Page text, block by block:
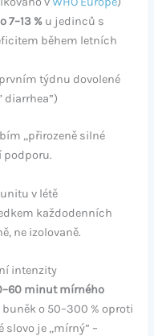
7–13 %u jedinců s
během letních
týdnu dovolené
diarrhea”)
„přirozeně silné
podporu.
v létě
každodenních
ne izolovaně.
intenzity
minut mírného
o 50–300 % oproti
je „mírný” –